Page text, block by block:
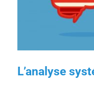
L’analyse